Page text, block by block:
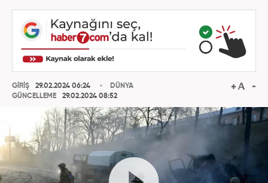
GİRİŞ
29.02.2024 06:24
GÜNCELLEME
29.02.2024 08:52
DÜNYA